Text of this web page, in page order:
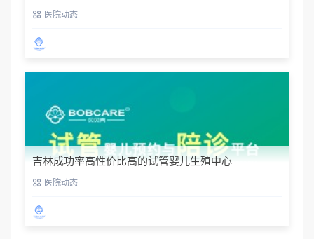
医院动态
吉林成功率高性价比高的试管婴儿生殖中心
医院动态